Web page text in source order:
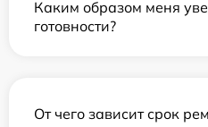
Каким образом меня
готовности?
От чего зависит срок